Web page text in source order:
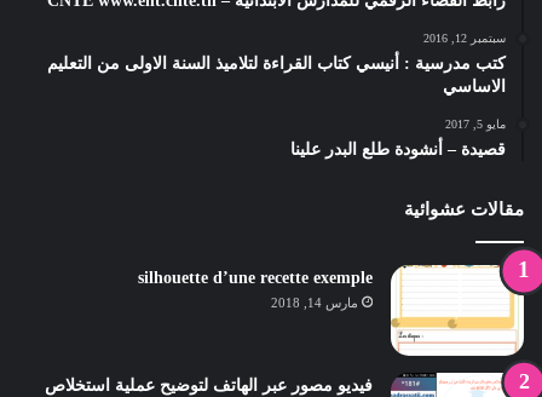
سبتمبر 12, 2016
كتب مدرسية : أنيسي كتاب القراءة لتلاميذ السنة الاولى من التعليم
الاساسي
مايو 5, 2017
قصيدة – أنشودة طلع البدر علينا
مقالات عشوائية
silhouette d’une recette exemple
مارس 14, 2018
فيديو مصور عبر الهاتف لتوضيح عملية استخلاص